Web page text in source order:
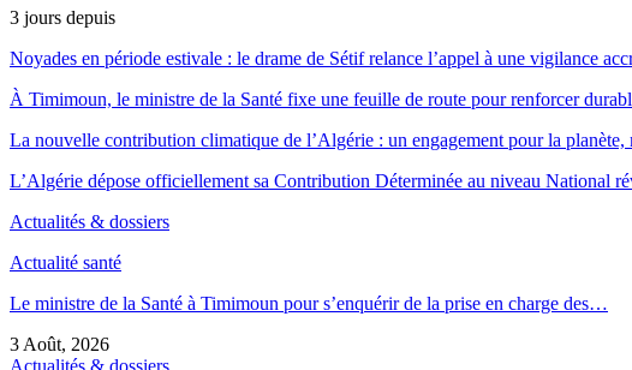
3 jours depuis
Noyades en période estivale : le drame de Sétif relance l’appel à une vigilance
À Timimoun, le ministre de la Santé fixe une feuille de route pour renforcer
La nouvelle contribution climatique de l’Algérie : un engagement pour la
L’Algérie dépose officiellement sa Contribution Déterminée au niveau National
Actualités & dossiers
Actualité santé
Le ministre de la Santé à Timimoun pour s’enquérir de la prise en charge des…
3 Août, 2026
Actualités & dossiers